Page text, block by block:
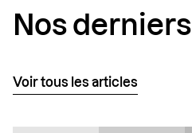
Nos derniers
Voir tous les articles